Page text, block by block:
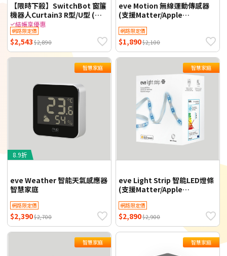
【限時下殺】SwitchBot 窗簾
機器人Curtain3 R型/U型 (電
動窗簾/免鑽孔/智能居家/APP
控制/藍牙遙控)
結帳享優惠
網路限定價
$2,543 $2,890
eve Motion 無線運動傳感器
(支援Matter/Apple
網路限定價
$1,890$2,100
8.9折
智慧家庭
eve Weather 智能天氣感應器
智慧家庭
網路限定價
$2,390$2,700
智慧家庭
eve Light Strip 智能LED燈條
(支援Matter/Apple
網路限定價
$2,890$2,900
智慧家庭 智慧家庭